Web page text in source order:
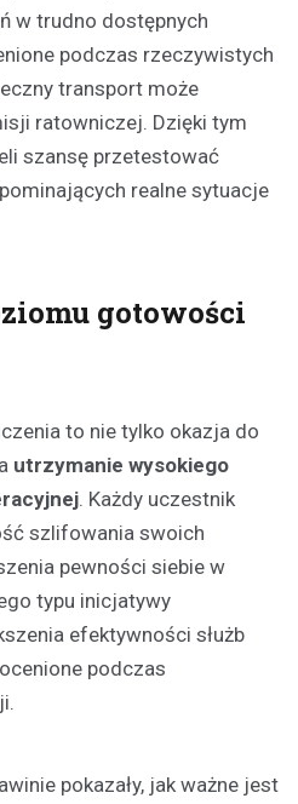
w trudno dostępnych
podczas rzeczywistych
transport może
ratowniczej. Dzięki tym
szansę przetestować
realne sytuacje
gotowości
to nie tylko okazja do
utrzymanie wysokiego
. Każdy uczestnik
szlifowania swoich
pewności siebie w
typu inicjatywy
efektywności służb
podczas
pokazały, jak ważne jest